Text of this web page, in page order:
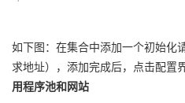
如下图：在集合中添加一个初始化
求地址），添加完成后，点击配置
用程序池和网站